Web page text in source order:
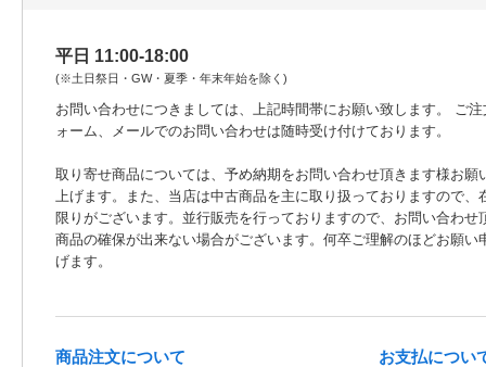
平日 11:00-18:00
(※土日祭日・GW・夏季・年末年始を除く)
お問い合わせにつきましては、上記時間帯にお願い致します。 ご注
ォーム、メールでのお問い合わせは随時受け付けております。
取り寄せ商品については、予め納期をお問い合わせ頂きます様お願
上げます。また、当店は中古商品を主に取り扱っておりますので、
限りがございます。並行販売を行っておりますので、お問い合わせ
商品の確保が出来ない場合がございます。何卒ご理解のほどお願い
げます。
商品注文について お支払につい